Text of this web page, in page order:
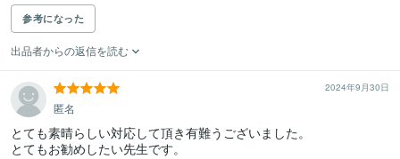
参考になった
出品者からの返信を読む
2024年9月30日
匿名
とても素晴らしい対応して頂き有難うございました。
とてもお勧めしたい先生です。